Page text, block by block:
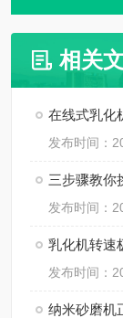
相关
在线式乳化
发布时间：
三步骤教你
发布时间：
发布时间：
纳米砂磨机